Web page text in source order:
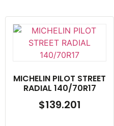
MICHELIN PILOT STREET
RADIAL 140/70R17
$139.201